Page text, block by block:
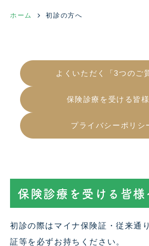
ホーム 初診の方へ
よくいただく「3つのご
保険診療を受ける皆
プライバシーポリシ
保険診療を受ける皆様
初診の際はマイナ保険証・従来通
証等を必ずお持ちください。